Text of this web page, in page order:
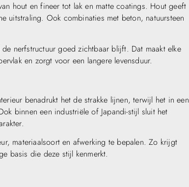
hout en fineer tot lak en matte coatings. Hout geeft
uitstraling. Ook combinaties met beton, natuursteen
nerfstructuur goed zichtbaar blijft. Dat maakt elke
en zorgt voor een langere levensduur.
benadrukt het de strakke lijnen, terwijl het in een
binnen een industriële of Japandi-stijl sluit het
materiaalsoort en afwerking te bepalen. Zo krijgt
basis die deze stijl kenmerkt.